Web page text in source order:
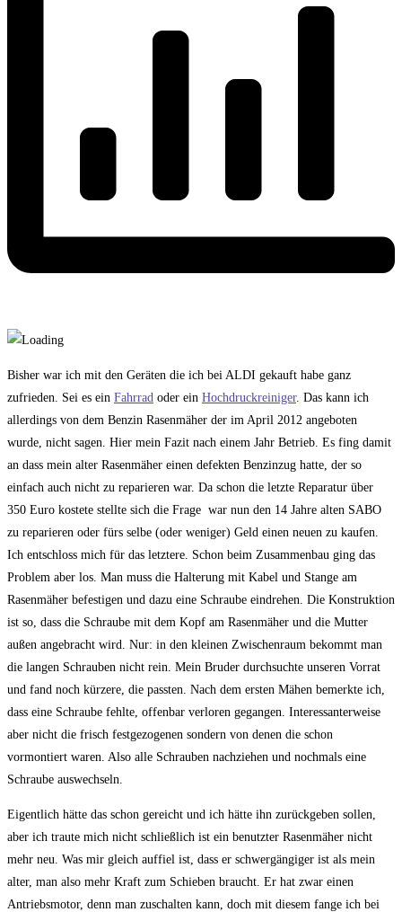
Bisher war ich mit den Geräten die ich bei ALDI gekauft habe ganz
zufrieden. Sei es ein Fahrrad oder ein Hochdruckreiniger. Das kann ich
allerdings von dem Benzin Rasenmäher der im April 2012 angeboten
wurde, nicht sagen. Hier mein Fazit nach einem Jahr Betrieb. Es fing damit
an dass mein alter Rasenmäher einen defekten Benzinzug hatte, der so
einfach auch nicht zu reparieren war. Da schon die letzte Reparatur über
350 Euro kostete stellte sich die Frage war nun den 14 Jahre alten SABO
zu reparieren oder fürs selbe (oder weniger) Geld einen neuen zu kaufen.
Ich entschloss mich für das letztere. Schon beim Zusammenbau ging das
Problem aber los. Man muss die Halterung mit Kabel und Stange am
Rasenmäher befestigen und dazu eine Schraube eindrehen. Die Konstruktion
ist so, dass die Schraube mit dem Kopf am Rasenmäher und die Mutter
außen angebracht wird. Nur: in den kleinen Zwischenraum bekommt man
die langen Schrauben nicht rein. Mein Bruder durchsuchte unseren Vorrat
und fand noch kürzere, die passten. Nach dem ersten Mähen bemerkte ich,
dass eine Schraube fehlte, offenbar verloren gegangen. Interessanterweise
aber nicht die frisch festgezogenen sondern von denen die schon
vormontiert waren. Also alle Schrauben nachziehen und nochmals eine
Schraube auswechseln.
Eigentlich hätte das schon gereicht und ich hätte ihn zurückgeben sollen,
aber ich traute mich nicht schließlich ist ein benutzter Rasenmäher nicht
mehr neu. Was mir gleich auffiel ist, dass er schwergängiger ist als mein
alter, man also mehr Kraft zum Schieben braucht. Er hat zwar einen
Antriebsmotor, denn man zuschalten kann, doch mit diesem fange ich bei